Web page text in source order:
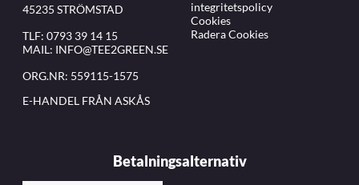
45235 STRÖMSTAD
TLF: 0793 39 14 15
MAIL: INFO@TEE2GREEN.SE
ORG.NR: 559115-1575
E-HANDEL FRÅN ASKÅS
integritetspolicy
Cookies
Radera Cookies
Betalningsalternativ